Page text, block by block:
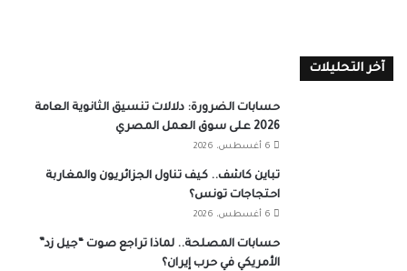
آخر التحليلات
حسابات الضرورة: دلالات تنسيق الثانوية العامة
2026 على سوق العمل المصري
6 أغسطس، 2026
تباين كاشف.. كيف تناول الجزائريون والمغاربة
احتجاجات تونس؟
6 أغسطس، 2026
حسابات المصلحة.. لماذا تراجع صوت “جيل زد”
الأمريكي في حرب إيران؟